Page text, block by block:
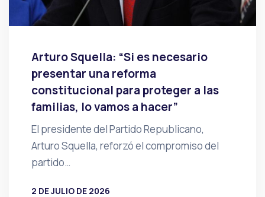
Arturo Squella: “Si es necesario
presentar una reforma
constitucional para proteger a las
familias, lo vamos a hacer”
El presidente del Partido Republicano,
Arturo Squella, reforzó el compromiso del
partido…
2 DE JULIO DE 2026